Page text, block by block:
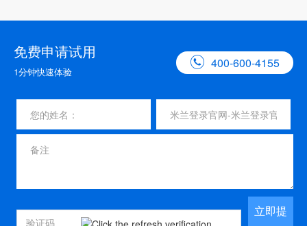
免费申请试用
1分钟快速体验
 400-600-4155
立即提